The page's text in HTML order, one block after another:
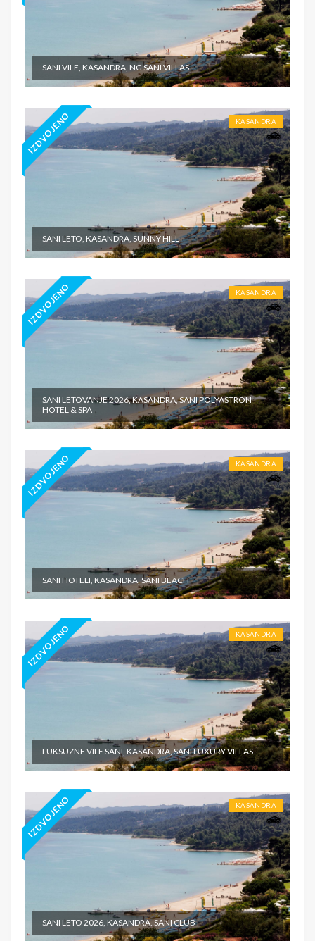
SANI VILE, KASANDRA, NG SANI VILLAS
IZDVOJENO KASANDRA
SANI LETO, KASANDRA, SUNNY HILL
IZDVOJENO KASANDRA
SANI LETOVANJE 2026, KASANDRA, SANI POLYASTRON
HOTEL & SPA
IZDVOJENO KASANDRA
SANI HOTELI, KASANDRA, SANI BEACH
IZDVOJENO KASANDRA
LUKSUZNE VILE SANI, KASANDRA, SANI LUXURY VILLAS
IZDVOJENO KASANDRA
SANI LETO 2026, KASANDRA, SANI CLUB